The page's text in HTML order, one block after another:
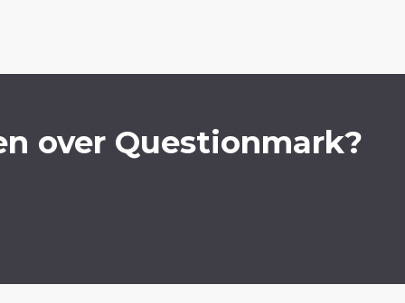
over Questionmark?